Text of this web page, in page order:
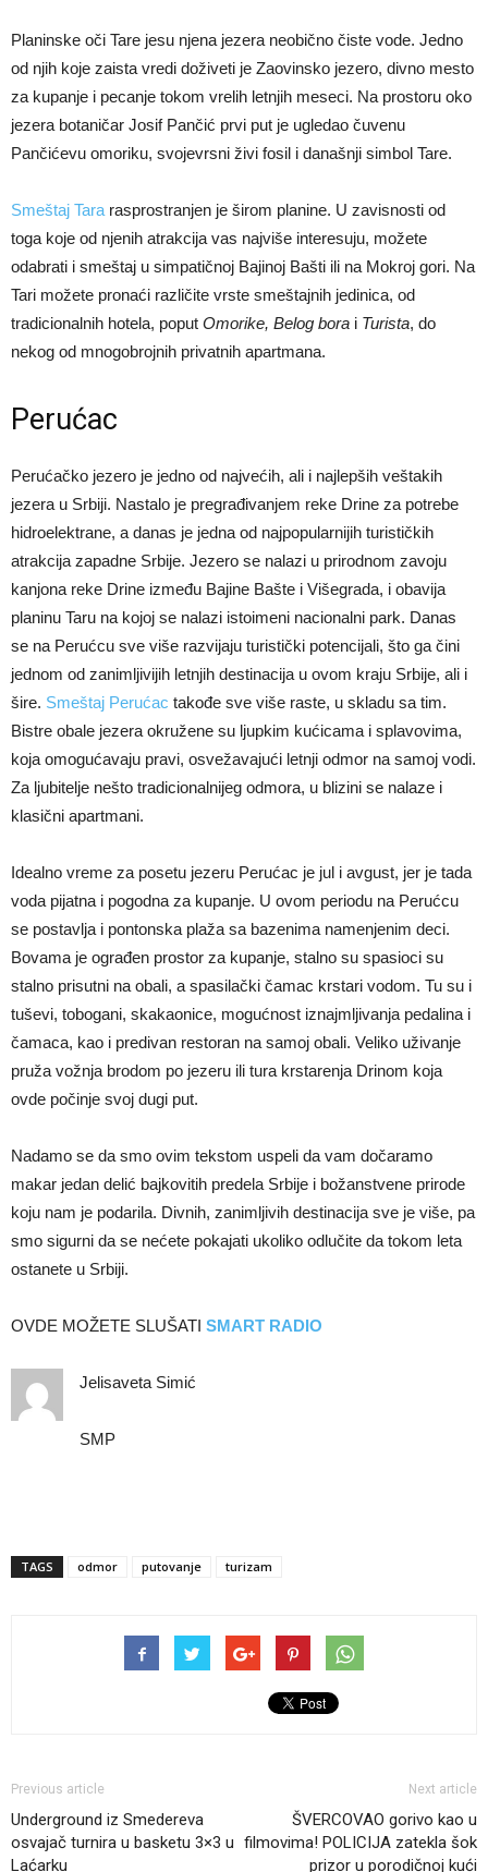
Planinske oči Tare jesu njena jezera neobično čiste vode. Jedno
od njih koje zaista vredi doživeti je Zaovinsko jezero, divno mesto
za kupanje i pecanje tokom vrelih letnjih meseci. Na prostoru oko
jezera botaničar Josif Pančić prvi put je ugledao čuvenu
Pančićevu omoriku, svojevrsni živi fosil i današnji simbol Tare.
Smeštaj Tara rasprostranjen je širom planine. U zavisnosti od
toga koje od njenih atrakcija vas najviše interesuju, možete
odabrati i smeštaj u simpatičnoj Bajinoj Bašti ili na Mokroj gori. Na
Tari možete pronaći različite vrste smeštajnih jedinica, od
tradicionalnih hotela, poput Omorike, Belog bora i Turista, do
nekog od mnogobrojnih privatnih apartmana.
Perućac
Perućačko jezero je jedno od najvećih, ali i najlepših veštakih
jezera u Srbiji. Nastalo je pregrađivanjem reke Drine za potrebe
hidroelektrane, a danas je jedna od najpopularnijih turističkih
atrakcija zapadne Srbije. Jezero se nalazi u prirodnom zavoju
kanjona reke Drine između Bajine Bašte i Višegrada, i obavija
planinu Taru na kojoj se nalazi istoimeni nacionalni park. Danas
se na Perućcu sve više razvijaju turistički potencijali, što ga čini
jednom od zanimljivijih letnjih destinacija u ovom kraju Srbije, ali i
šire. Smeštaj Perućac takođe sve više raste, u skladu sa tim.
Bistre obale jezera okružene su ljupkim kućicama i splavovima,
koja omogućavaju pravi, osvežavajući letnji odmor na samoj vodi.
Za ljubitelje nešto tradicionalnijeg odmora, u blizini se nalaze i
klasični apartmani.
Idealno vreme za posetu jezeru Perućac je jul i avgust, jer je tada
voda pijatna i pogodna za kupanje. U ovom periodu na Perućcu
se postavlja i pontonska plaža sa bazenima namenjenim deci.
Bovama je ograđen prostor za kupanje, stalno su spasioci su
stalno prisutni na obali, a spasilački čamac krstari vodom. Tu su i
tuševi, tobogani, skakaonice, mogućnost iznajmljivanja pedalina i
čamaca, kao i predivan restoran na samoj obali. Veliko uživanje
pruža vožnja brodom po jezeru ili tura krstarenja Drinom koja
ovde počinje svoj dugi put.
Nadamo se da smo ovim tekstom uspeli da vam dočaramo
makar jedan delić bajkovitih predela Srbije i božanstvene prirode
koju nam je podarila. Divnih, zanimljivih destinacija sve je više, pa
smo sigurni da se nećete pokajati ukoliko odlučite da tokom leta
ostanete u Srbiji.
OVDE MOŽETE SLUŠATI SMART RADIO
Jelisaveta Simić
SMP
TAGS odmor putovanje turizam
Previous article
Underground iz Smedereva
osvajač turnira u basketu 3×3 u
Laćarku
Next article
ŠVERCOVAO gorivo kao u
filmovima! POLICIJA zatekla šok
prizor u porodičnoj kući